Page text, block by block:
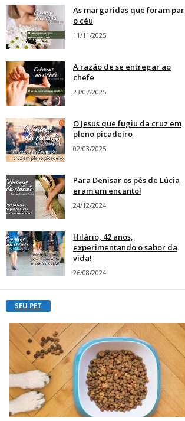
As margaridas que foram
o céu
11/11/2025
A razão de se entregar ao
chefe
23/07/2025
O Jesus que fugiu da cruz em
pleno picadeiro
02/03/2025
Para Denisar os pés de Lúcia
eram um encanto!
24/12/2024
Hilário, 42 anos,
experimentando o sabor da
vida!
26/08/2024
SEU PET